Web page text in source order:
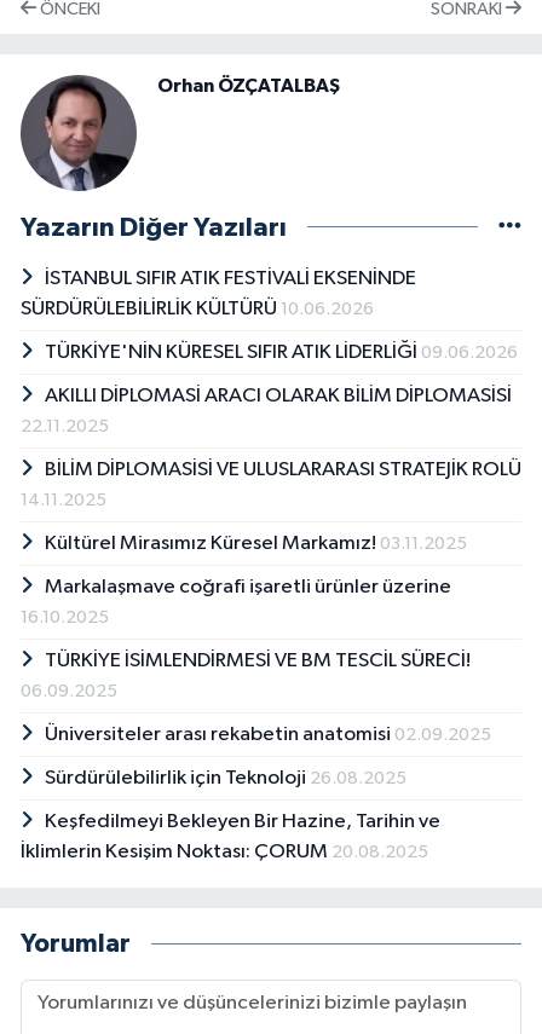
ÖNCEKI SONRAKI
Orhan ÖZÇATALBAŞ
Yazarın Diğer Yazıları
İSTANBUL SIFIR ATIK FESTİVALİ EKSENİNDE
SÜRDÜRÜLEBİLİRLİK KÜLTÜRÜ 10.06.2026
TÜRKİYE'NİN KÜRESEL SIFIR ATIK LİDERLİĞİ 09.06.2026
AKILLI DİPLOMASİ ARACI OLARAK BİLİM DİPLOMASİSİ
22.11.2025
BİLİM DİPLOMASİSİ VE ULUSLARARASI STRATEJİK ROLÜ
14.11.2025
Kültürel Mirasımız Küresel Markamız! 03.11.2025
Markalaşmave coğrafi işaretli ürünler üzerine
16.10.2025
TÜRKİYE İSİMLENDİRMESİ VE BM TESCİL SÜRECİ!
06.09.2025
Üniversiteler arası rekabetin anatomisi 02.09.2025
Sürdürülebilirlik için Teknoloji 26.08.2025
Keşfedilmeyi Bekleyen Bir Hazine, Tarihin ve
İklimlerin Kesişim Noktası: ÇORUM 20.08.2025
Yorumlar